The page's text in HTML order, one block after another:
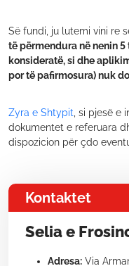
Së fundi, ju lutemi vini re
të përmendura në nenin 5
konsideratë, si dhe
por të pafirmosura) nuk
Zyra e Shtypit , si pjesë e
dokumentet e referuara
dispozicion për çdo
Kontaktet
Selia e
Adresa: Via